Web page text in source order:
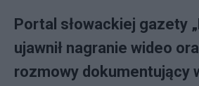
Portal słowackiej gazety
ujawnił nagranie wideo
rozmowy dokumentujący